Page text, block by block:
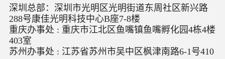
深圳总部：深圳市光明区光明街道东周社区新兴路
288号康佳光明科技中心B座7-8楼
重庆办事处 : 重庆市江北区鱼嘴镇鱼嘴孵化园4栋4楼
403室
苏州办事处 : 江苏省苏州市吴中区枫津南路6-1号410